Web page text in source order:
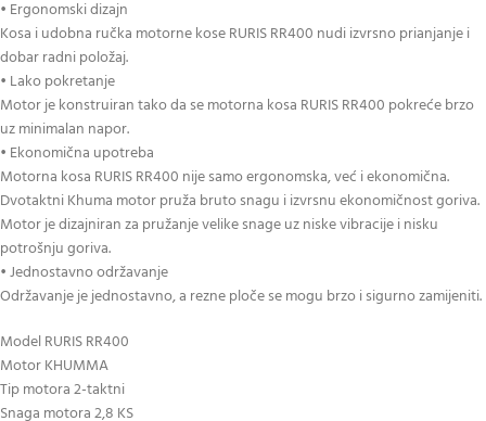
• Ergonomski dizajn
Kosa i udobna ručka motorne kose RURIS RR400 nudi izvrsno prianjanje i
dobar radni položaj.
• Lako pokretanje
Motor je konstruiran tako da se motorna kosa RURIS RR400 pokreće brzo
uz minimalan napor.
• Ekonomična upotreba
Motorna kosa RURIS RR400 nije samo ergonomska, već i ekonomična.
Dvotaktni Khuma motor pruža bruto snagu i izvrsnu ekonomičnost goriva.
Motor je dizajniran za pružanje velike snage uz niske vibracije i nisku
potrošnju goriva.
• Jednostavno održavanje
Održavanje je jednostavno, a rezne ploče se mogu brzo i sigurno zamijeniti.
Model RURIS RR400
Motor KHUMMA
Tip motora 2-taktni
Snaga motora 2,8 KS